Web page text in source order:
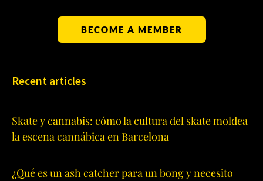
BECOME A MEMBER
Recent articles
Skate y cannabis: cómo la cultura del skate moldea
la escena cannábica en Barcelona
¿Qué es un ash catcher para un bong y necesito